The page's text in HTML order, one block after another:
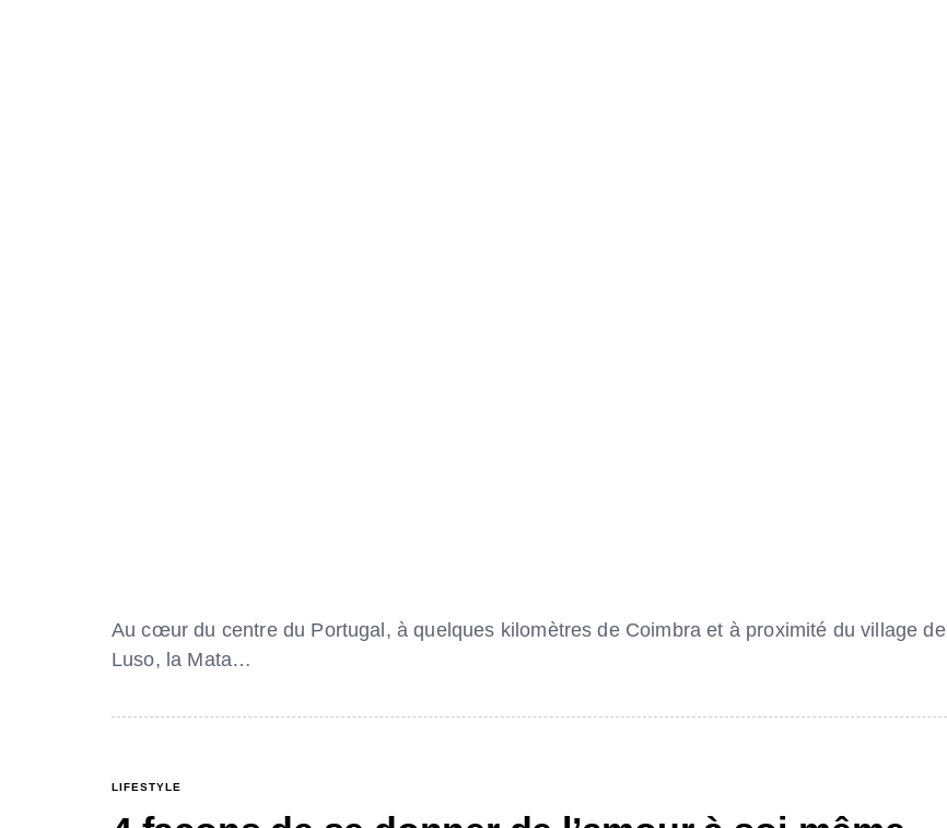
Au cœur du centre du Portugal, à quelques kilomètres de Coimbra et à proximité du village de
Luso, la Mata…
LIFESTYLE